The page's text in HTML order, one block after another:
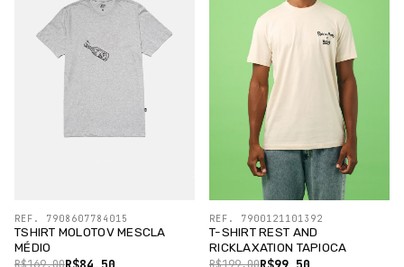
TSHIRT MOLOTOV MESCLA
MÉDIO
REF. 7908607784015
T-SHIRT REST AND
RICKLAXATION TAPIOCA
REF. 7900121101392